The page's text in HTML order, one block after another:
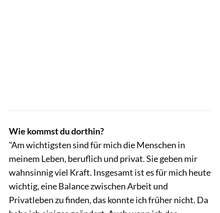
Wie kommst du dorthin?
"Am wichtigsten sind für mich die Menschen in
meinem Leben, beruflich und privat. Sie geben mir
wahnsinnig viel Kraft. Insgesamt ist es für mich heute
wichtig, eine Balance zwischen Arbeit und
Privatleben zu finden, das konnte ich früher nicht. Da